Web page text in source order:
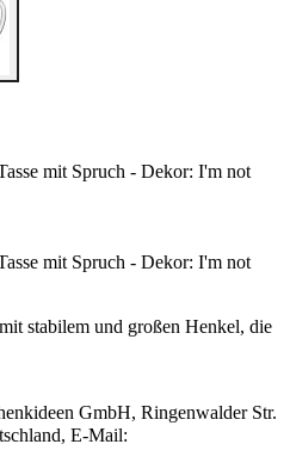
mit Spruch - Dekor: I'm not
mit Spruch - Dekor: I'm not
stabilem und großen Henkel, die
GmbH, Ringenwalder Str.
E-Mail: